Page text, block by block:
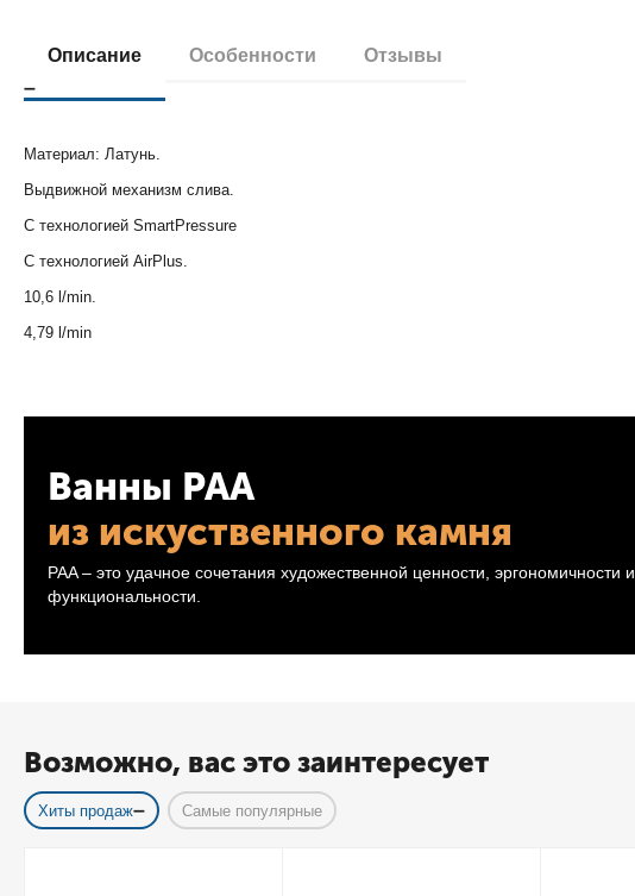
Описание Особенности Отзывы
Материал: Латунь.
Выдвижной механизм слива.
С технологией SmartPressure
С технологией AirPlus.
10,6 l/min.
4,79 l/min
Ванны PAA
из искуственного камня
PAA – это удачное сочетания художественной ценности, эргономичности и
функциональности.
Возможно, вас это заинтересует
Хиты продаж Самые популярные